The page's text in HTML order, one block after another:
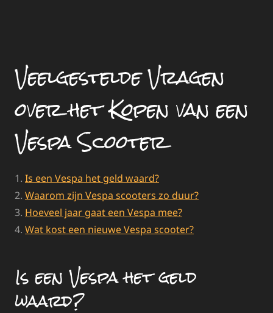
Veelgestelde Vragen
over het Kopen van een
Vespa Scooter
Is een Vespa het geld waard?
Waarom zijn Vespa scooters zo duur?
Hoeveel jaar gaat een Vespa mee?
Wat kost een nieuwe Vespa scooter?
Is een Vespa het geld
waard?